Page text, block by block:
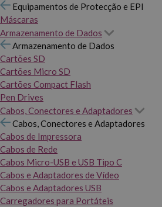
Equipamentos de Protecção e EPI
Máscaras
Armazenamento de Dados
Armazenamento de Dados
Cartões SD
Cartões Micro SD
Cartões Compact Flash
Pen Drives
Cabos, Conectores e Adaptadores
Cabos, Conectores e Adaptadores
Cabos de Impressora
Cabos de Rede
Cabos Micro-USB e USB Tipo C
Cabos e Adaptadores de Vídeo
Cabos e Adaptadores USB
Carregadores para Portáteis